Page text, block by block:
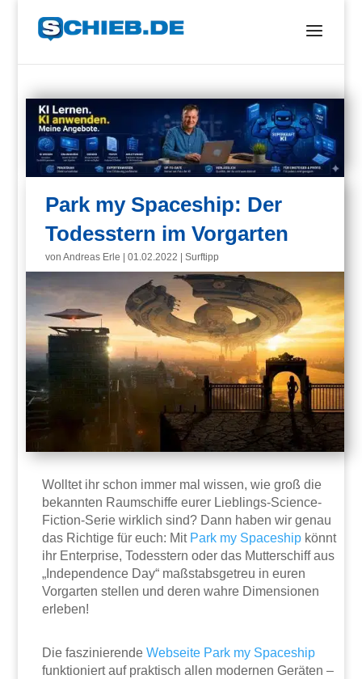
Park my Spaceship: Der
Todesstern im Vorgarten
vonAndreas Erle |01.02.2022 |Surftipp
Wolltet ihr schon immer mal wissen, wie groß die
bekannten Raumschiffe eurer Lieblings-Science-
Fiction-Serie wirklich sind? Dann haben wir genau
das Richtige für euch: Mit Park my Spaceship könnt
ihr Enterprise, Todesstern oder das Mutterschiff aus
„Independence Day“ maßstabsgetreu in euren
Vorgarten stellen und deren wahre Dimensionen
erleben!
Die faszinierendeWebseite Park my Spaceship
funktioniert auf praktisch allen modernen Geräten –